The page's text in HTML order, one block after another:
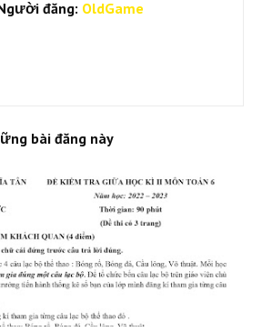
đăng: OldGame
bài đăng này